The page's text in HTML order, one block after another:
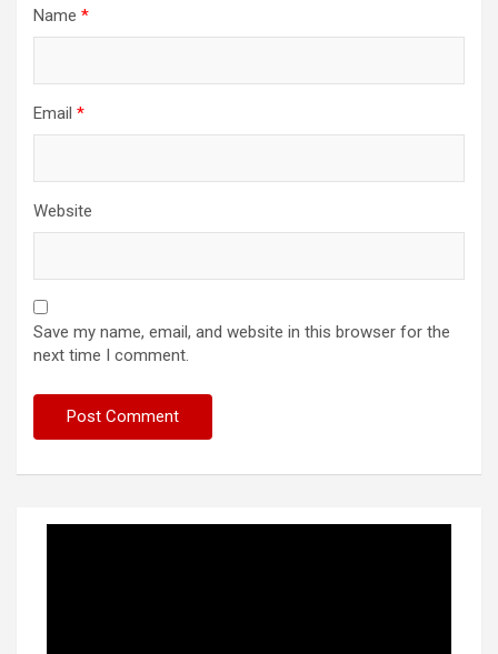
Name *
Email *
Website
Save my name, email, and website in this browser for the
next time I comment.